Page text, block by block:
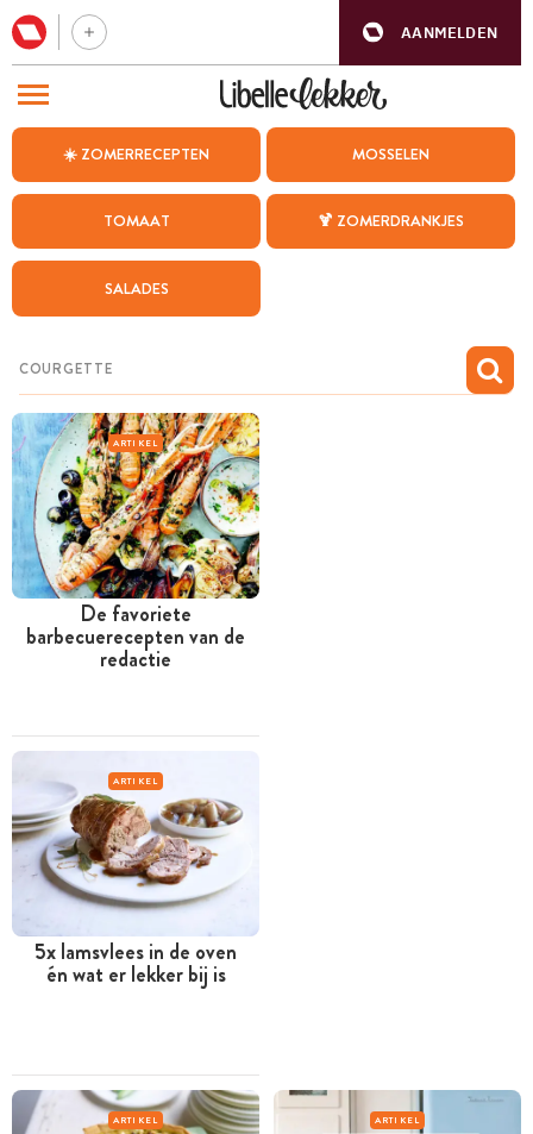
AANMELDEN
☀️ ZOMERRECEPTEN MOSSELEN
TOMAAT 🍹 ZOMERDRANKJES
SALADES
ARTIKEL
De favoriete
barbecuerecepten van de
redactie
ARTIKEL
5x lamsvlees in de oven
én wat er lekker bij is
ARTIKEL ARTIKEL
BEZOEK ONZE ANDERE WEBSITES
WEEKMENU
CHAT MET MAIA
MIJN BEWAARDE RECEPTEN